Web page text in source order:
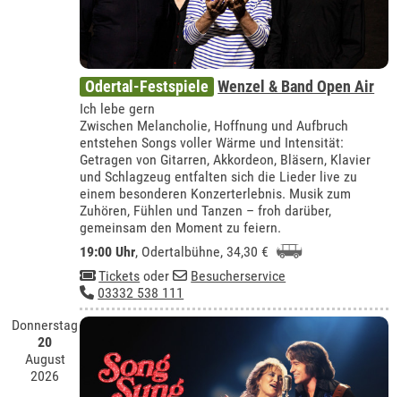
Odertal-Festspiele Wenzel & Band Open Air
Ich lebe gern
Zwischen Melancholie, Hoffnung und Aufbruch
entstehen Songs voller Wärme und Intensität:
Getragen von Gitarren, Akkordeon, Bläsern, Klavier
und Schlagzeug entfalten sich die Lieder live zu
einem besonderen Konzerterlebnis. Musik zum
Zuhören, Fühlen und Tanzen – froh darüber,
gemeinsam den Moment zu feiern.
19:00 Uhr, Odertalbühne, 34,30 €
Tickets oder
Besucherservice
03332 538 111
Donnerstag
20
August
2026